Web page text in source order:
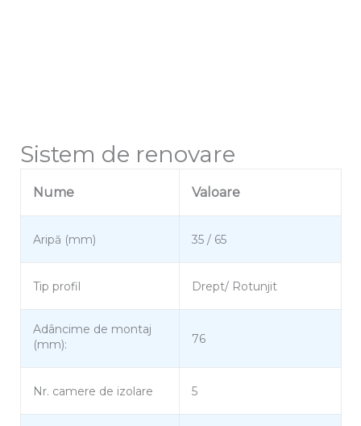
Sistem de renovare
Nume Valoare
Aripă (mm) 35 / 65
Tip profil Drept/ Rotunjit
Adâncime de montaj
(mm):
76
Nr. camere de izolare 5